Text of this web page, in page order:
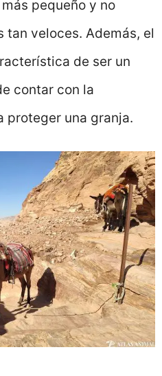
pequeño y no
tan veloces. Además, el
de ser un
contar con la
proteger una granja.